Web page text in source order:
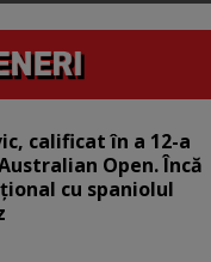
calificat în a 12-a
Open. Încă
cu spaniolul